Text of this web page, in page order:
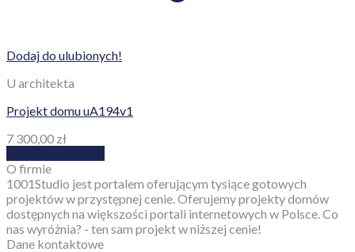
Dodaj do ulubionych!
U architekta
Projekt domu uA194v1
7 300,00 zł
O firmie
1001Studio jest portalem oferującym tysiące gotowych
projektów w przystępnej cenie. Oferujemy projekty domów
dostępnych na większości portali internetowych w Polsce. Co
nas wyróżnia? - ten sam projekt w niższej cenie!
Dane kontaktowe